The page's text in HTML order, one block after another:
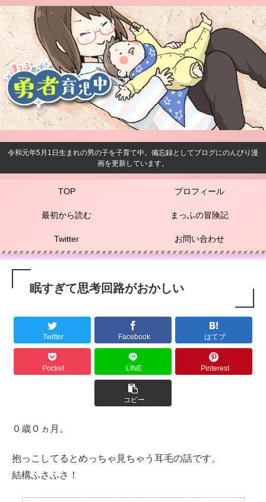
令和元年5月1日生まれの男の子を子育て中。備忘録としてブログにのんびり漫
画を更新しています。
TOP プロフィール
最初から読む まっふの冒険記
Twitter お問い合わせ
眠すぎて思考回路がおかしい
Twitter Facebook はてブ
Pocket LINE Pinterest
コピー
０歳０ヵ月。
抱っこしてるとめっちゃ見ちゃう耳毛の話です。
結構ふさふさ！